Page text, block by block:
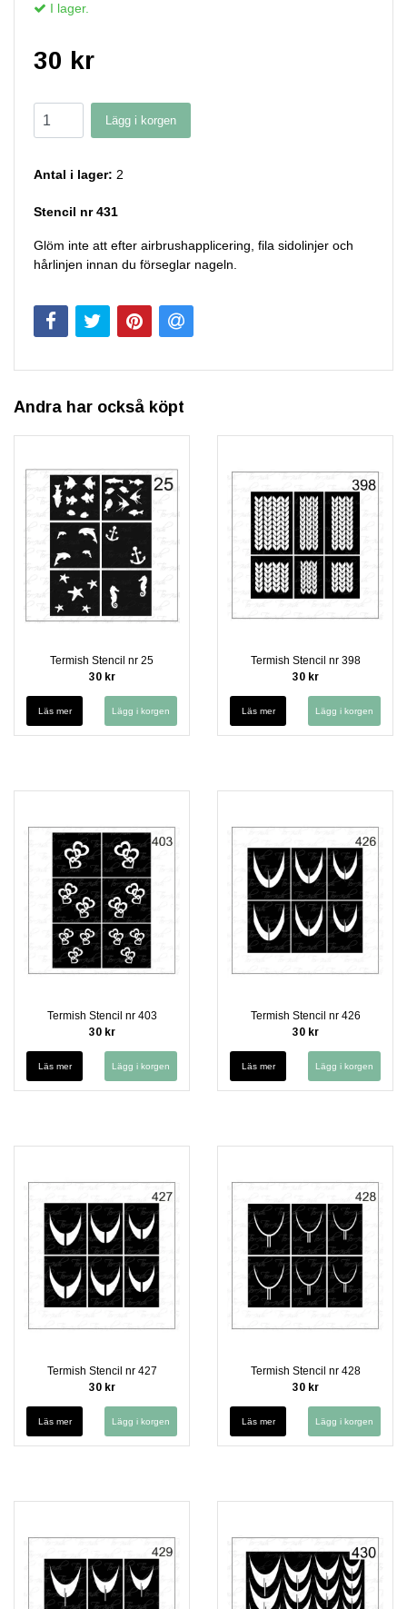
I lager.
30 kr
Lägg i korgen
Antal i lager: 2
Stencil nr 431
Glöm inte att efter airbrushapplicering, fila sidolinjer och
hårlinjen innan du förseglar nageln.
Andra har också köpt
Termish Stencil nr 25
30 kr
Läs mer
Termish Stencil nr 398
30 kr
Läs mer
Termish Stencil nr 403
30 kr
Läs mer
Termish Stencil nr 426
30 kr
Läs mer
Termish Stencil nr 427
30 kr
Läs mer
Termish Stencil nr 428
30 kr
Läs mer